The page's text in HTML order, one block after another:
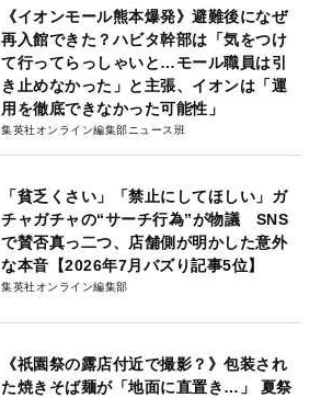
《イオンモール熊本爆発》避難後になぜ
再入館できた？ハビタ幹部は「気をつけ
て行ってらっしゃいと…モール職員は引
き止めなかった」と主張、イオンは「運
用を徹底できなかった可能性」
集英社オンライン編集部ニュース班
「貧乏くさい」「禁止にしてほしい」ガ
チャガチャの“サーチ行為”が物議 SNS
で賛否真っ二つ、店舗側が明かした意外
な本音【2026年7月バズり記事5位】
集英社オンライン編集部
《祇園祭の露店付近で撮影？》包装され
た焼きそば麺が「地面に直置き…」 夏祭